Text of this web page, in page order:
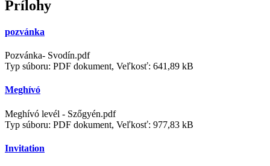
Prílohy
pozvánka
Pozvánka- Svodín.pdf
Typ súboru: PDF dokument, Veľkosť: 641,89 kB
Meghívó
Meghívó levél - Szőgyén.pdf
Typ súboru: PDF dokument, Veľkosť: 977,83 kB
Invitation